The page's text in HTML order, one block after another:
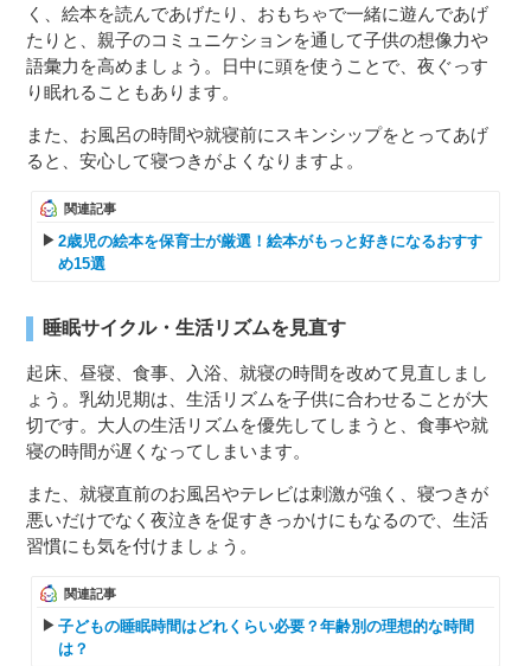
く、絵本を読んであげたり、おもちゃで一緒に遊んであげ
たりと、親子のコミュニケションを通して子供の想像力や
語彙力を高めましょう。日中に頭を使うことで、夜ぐっす
り眠れることもあります。
また、お風呂の時間や就寝前にスキンシップをとってあげ
ると、安心して寝つきがよくなりますよ。
関連記事
2歳児の絵本を保育士が厳選！絵本がもっと好きになるおすす
め15選
睡眠サイクル・生活リズムを見直す
起床、昼寝、食事、入浴、就寝の時間を改めて見直しまし
ょう。乳幼児期は、生活リズムを子供に合わせることが大
切です。大人の生活リズムを優先してしまうと、食事や就
寝の時間が遅くなってしまいます。
また、就寝直前のお風呂やテレビは刺激が強く、寝つきが
悪いだけでなく夜泣きを促すきっかけにもなるので、生活
習慣にも気を付けましょう。
関連記事
子どもの睡眠時間はどれくらい必要？年齢別の理想的な時間
は？